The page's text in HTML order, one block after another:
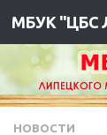
НОВОСТИ